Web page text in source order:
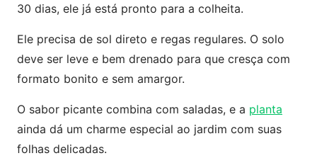
30 dias, ele já está pronto para a colheita.
Ele precisa de sol direto e regas regulares. O solo
deve ser leve e bem drenado para que cresça com
formato bonito e sem amargor.
O sabor picante combina com saladas, e a planta
ainda dá um charme especial ao jardim com suas
folhas delicadas.